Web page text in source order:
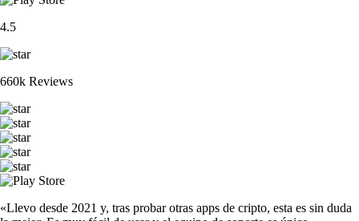
4.5
660k Reviews
«Llevo desde 2021 y, tras probar otras apps de cripto, esta es sin duda